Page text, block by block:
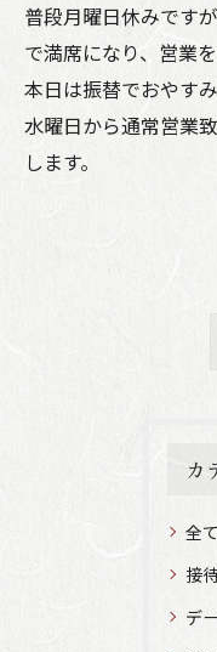
普段月曜日休みです
で満席になり、営業
本日は振替でおやす
水曜日から通常営業
します。
カ
全
接
デ